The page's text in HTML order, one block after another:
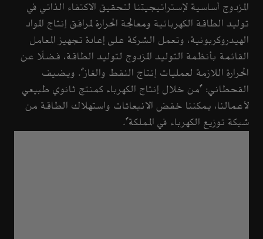
المزدوج أساسية لإستراتيجيتنا لتحقيق الاكتفاء الذاتي في
توليد الطاقة الكهربائية ومعالجة الحرارة لمرافق إنتاج المواد
الهيدروكربونية، وتعمل الشركة على إعادة تجهيز المعامل
القائمة بأنظمة التوليد المزدوج لتوليد الطاقة، فضلًا عن
الحرارة اللازمة لعمليات إنتاج النفط والغاز". ويضيف
القحطاني: "من خلال إنتاج الكهرباء كمنتج ثانوي طبيعي
لأعمالنا، يمكننا خفض الانبعاثات واستهلاك الطاقة من
شبكة توزيع الكهرباء في المملكة".